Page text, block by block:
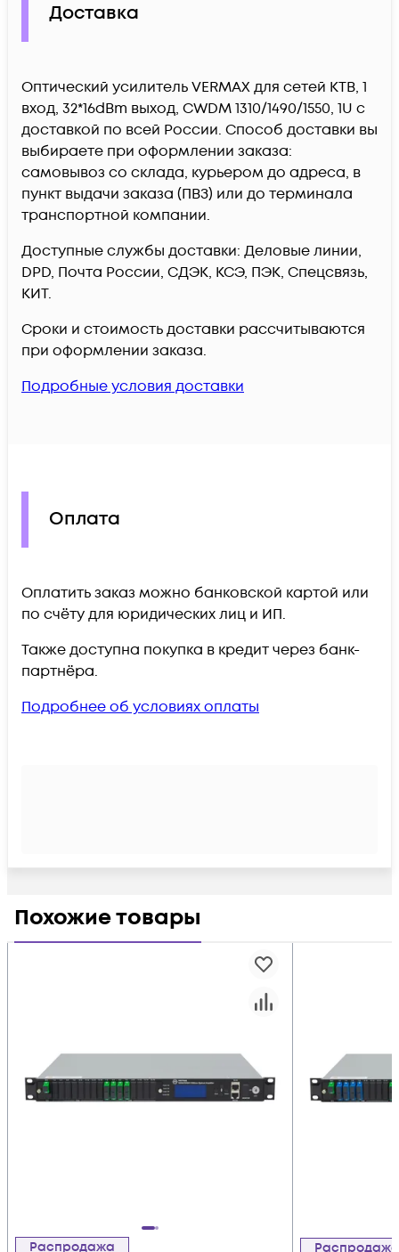
Доставка
Оптический усилитель VERMAX для сетей КТВ, 1
вход, 32*16dBm выход, CWDM 1310/1490/1550, 1U c
доставкой по всей России. Способ доставки вы
выбираете при оформлении заказа:
самовывоз со склада, курьером до адреса, в
пункт выдачи заказа (ПВЗ) или до терминала
транспортной компании.
Доступные службы доставки: Деловые линии,
DPD, Почта России, СДЭК, КСЭ, ПЭК, Спецсвязь,
КИТ.
Сроки и стоимость доставки рассчитываются
при оформлении заказа.
Подробные условия доставки
Оплата
Оплатить заказ можно банковской картой или
по счёту для юридических лиц и ИП.
Также доступна покупка в кредит через банк-
партнёра.
Подробнее об условиях оплаты
Похожие товары
Распродажа Распродажа